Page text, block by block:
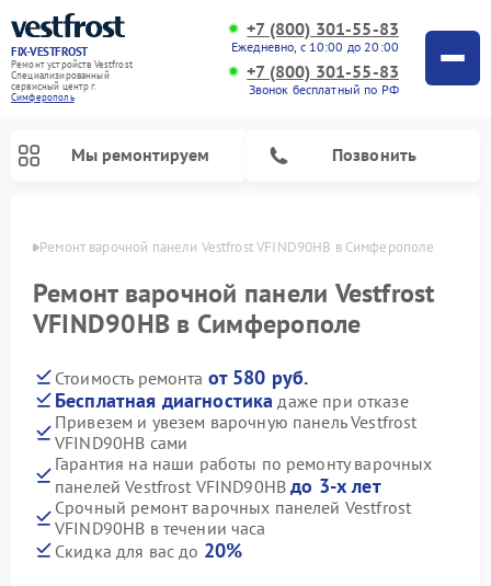
FIX-VESTFROST
Ремонт устройств Vestfrost
Специализированный
cервисный центр г.
Симферополь
+7 (800) 301-55-83
Ежедневно, с 10:00 до 20:00
+7 (800) 301-55-83
Звонок бесплатный по РФ
Мы ремонтируем Позвонить
Ремонт варочной панели Vestfrost VFIND90HB в Симферополе
Ремонт варочной панели Vestfrost
VFIND90HB в Симферополе
Стоимость ремонта от 580 руб.
Бесплатная диагностика даже при отказе
Привезем и увезем варочную панель Vestfrost
VFIND90HB сами
Гарантия на наши работы по ремонту варочных
панелей Vestfrost VFIND90HBдо 3-х лет
Срочный ремонт варочных панелей Vestfrost
VFIND90HB в течении часа
Скидка для вас до 20%